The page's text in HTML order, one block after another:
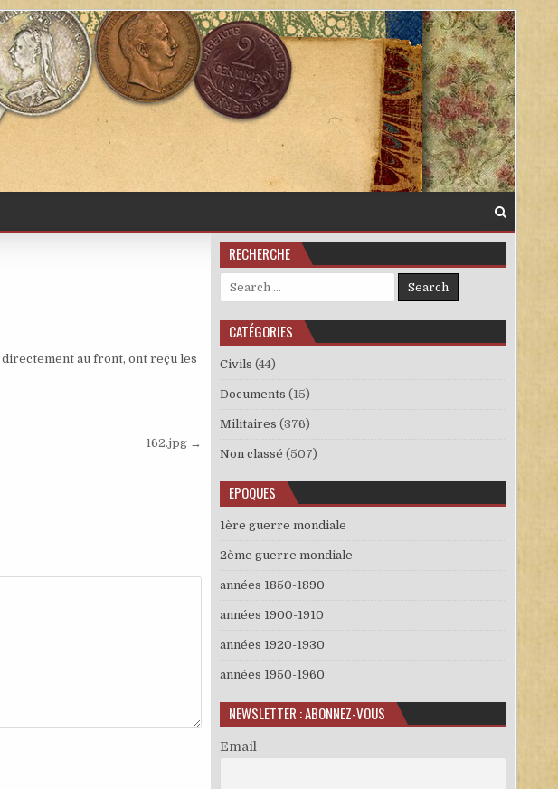
au front, ont reçu les
162.jpg →
RECHERCHE
Search for:
CATÉGORIES
Civils (44)
Documents (15)
Militaires (376)
Non classé (507)
EPOQUES
1ère guerre mondiale
2ème guerre mondiale
années 1850-1890
années 1900-1910
années 1920-1930
années 1950-1960
NEWSLETTER : ABONNEZ-VOUS
Email